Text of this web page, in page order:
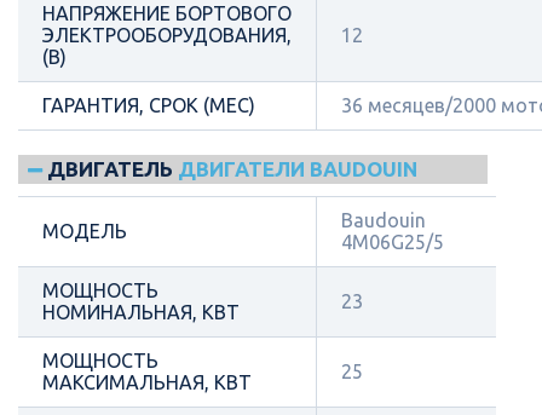
НАПРЯЖЕНИЕ БОРТОВОГО
ЭЛЕКТРООБОРУДОВАНИЯ,
(В)
12
ГАРАНТИЯ, СРОК (МЕС) 36 месяцев/2000
ДВИГАТЕЛЬ ДВИГАТЕЛИ BAUDOUIN
МОДЕЛЬ
Baudouin
4M06G25/5
МОЩНОСТЬ
НОМИНАЛЬНАЯ, КВТ
23
МОЩНОСТЬ
МАКСИМАЛЬНАЯ, КВТ
25